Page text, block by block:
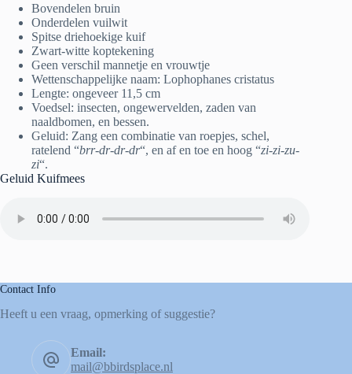
Bovendelen bruin
Onderdelen vuilwit
Spitse driehoekige kuif
Zwart-witte koptekening
Geen verschil mannetje en vrouwtje
Wettenschappelijke naam: Lophophanes cristatus
Lengte: ongeveer 11,5 cm
Voedsel: insecten, ongewervelden, zaden van
naaldbomen, en bessen.
Geluid: Zang een combinatie van roepjes, schel,
ratelend “brr-dr-dr-dr“, en af en toe en hoog “zi-zi-zu-
zi“.
Geluid Kuifmees
Contact Info
Heeft u een vraag, opmerking of suggestie?
Email:
mail@bbirdsplace.nl